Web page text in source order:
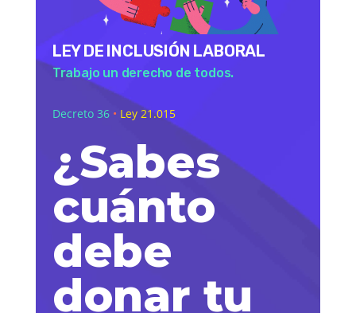
LEY DE INCLUSIÓN LABORAL
Trabajo un derecho de todos.
Decreto 36 • Ley 21.015
¿Sabes
cuánto
debe
donar tu